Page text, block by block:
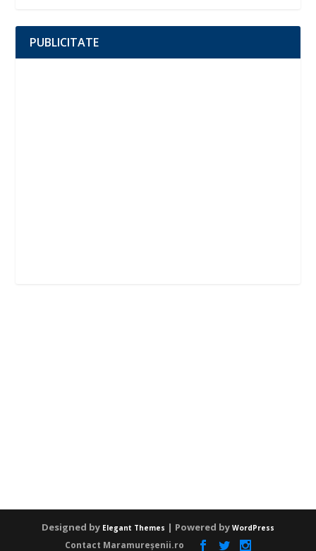
PUBLICITATE
Designed by Elegant Themes | Powered by WordPress
Contact Maramureșenii.ro